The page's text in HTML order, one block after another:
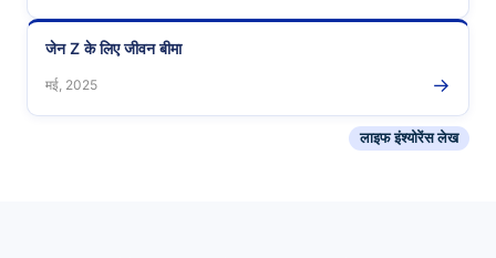
जेन Z के लिए जीवन बीमा
मई, 2025 →
लाइफ इंश्योरेंस लेख